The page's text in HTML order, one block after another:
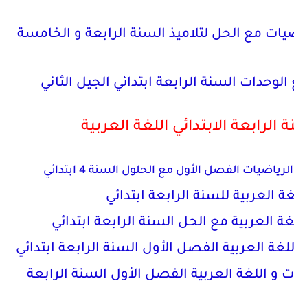
مع الحل لتلاميذ السنة الرابعة و الخامسة
السنة الرابعة ابتدائي الجيل الثاني
الابتدائي اللغة العربية
الفصل الأول مع الحلول السنة 4 ابتدائي
للسنة الرابعة ابتدائي
العربية مع الحل السنة الرابعة ابتدائي
العربية الفصل الأول السنة الرابعة ابتدائي
و اللغة العربية الفصل الأول السنة الرابعة